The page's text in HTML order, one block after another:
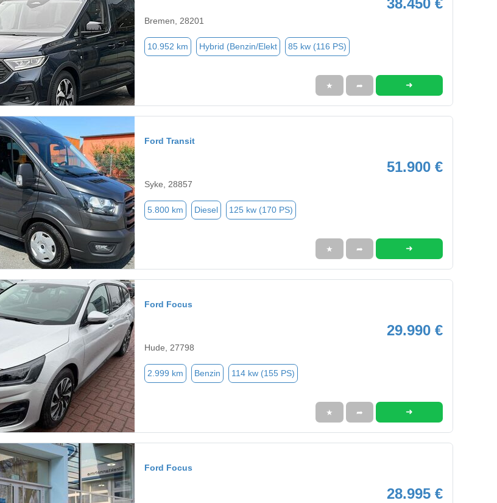
38.450 €
Bremen, 28201
10.952 km Hybrid (Benzin/Elekt 85 kw (116 PS)
★ ➦ ➜
Ford Transit
51.900 €
Syke, 28857
5.800 km Diesel 125 kw (170 PS)
★ ➦ ➜
Ford Focus
29.990 €
Hude, 27798
2.999 km Benzin 114 kw (155 PS)
★ ➦ ➜
Ford Focus
28.995 €